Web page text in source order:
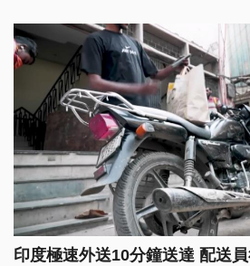
方。
印度極速外送10分鐘送達 配送